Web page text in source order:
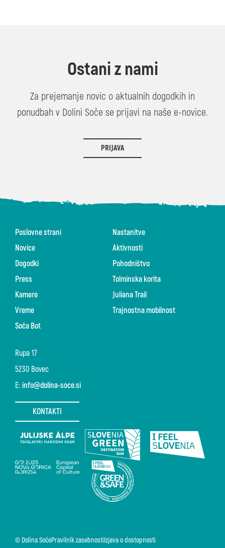
Ostani z nami
Za prejemanje novic o aktualnih dogodkih in
ponudbah v Dolini Soče se prijavi na naše e-novice.
PRIJAVA
Rupa 17
5230 Bovec
E: info@dolina-soce.si
KONTAKTI
Poslovne strani
Novice
Dogodki
Press
Kamere
Vreme
Soča Bot
Nastanitve
Aktivnosti
Pohodništvo
Tolminska korita
Juliana Trail
Trajnostna mobilnost
© Dolina SočePravilnik zasebnostiIzjava o dostopnosti